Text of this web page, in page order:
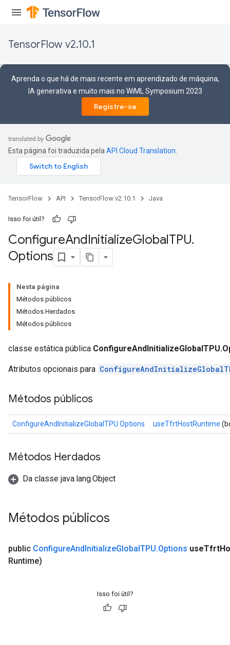
TensorFlow v2.10.1
Aprenda o que há de mais recente em aprendizado de máquina,
IA generativa e muito mais no WiML Symposium 2023
Registre-se
Esta página foi traduzida pela API Cloud Translation
TensorFlow API TensorFlow v2.10.1 Java
Isso foi útil?
ConfigureAndInitializeGlobalTPU.
Options
Nesta página
Métodos públicos
Métodos Herdados
Métodos públicos
classe estática pública
Atributos opcionais para
Métodos públicos
ConfigureAndInitializeGlobalTPU.Options useTfrtHostRuntime
Métodos Herdados
Da classe java.lang.Object
Métodos públicos
public ConfigureAndInitializeGlobalTPU.Options useTfrt
Runtime)
Isso foi útil?